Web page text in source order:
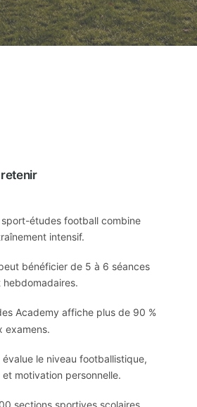
retenir
études football combine
intensif.
bénéficier de 5 à 6 séances
hebdomadaires.
Academy affiche plus de 90 %
examens.
évalue le niveau footballistique,
motivation personnelle.
sections sportives scolaires